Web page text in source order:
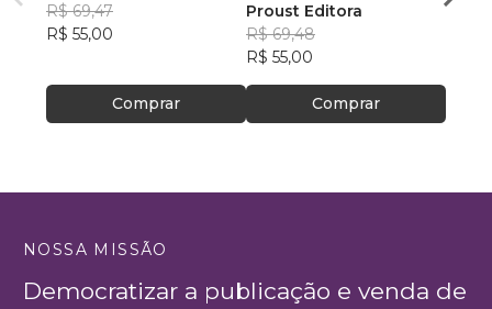
R$ 69,47
R$ 55,00
Comprar
Proust Editora
R$ 69,48
R$ 55,00
Comprar
NOSSA MISSÃO
Democratizar a publicação e venda de